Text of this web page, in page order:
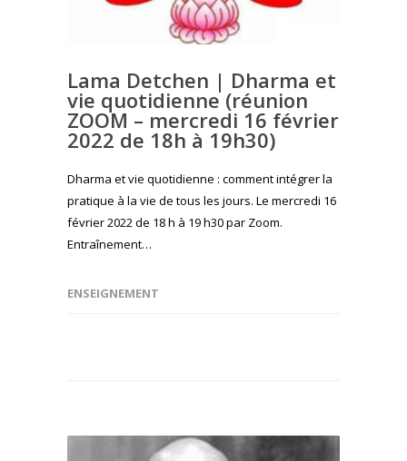
Lama Detchen | Dharma et
vie quotidienne (réunion
ZOOM – mercredi 16 février
2022 de 18h à 19h30)
Dharma et vie quotidienne : comment intégrer la
pratique à la vie de tous les jours. Le mercredi 16
février 2022 de 18 h à 19 h30 par Zoom.
Entraînement…
ENSEIGNEMENT